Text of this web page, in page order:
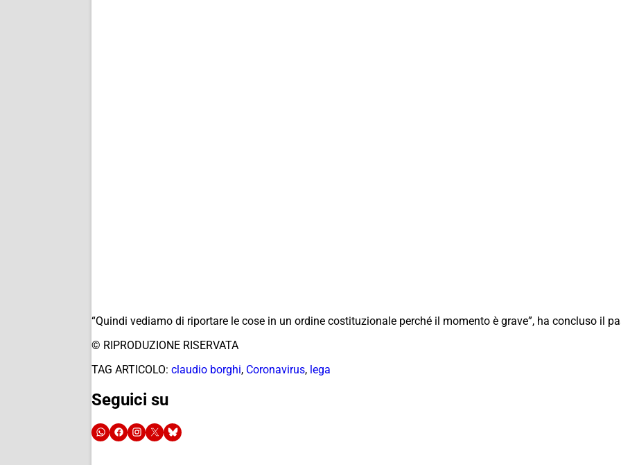
“Quindi vediamo di riportare le cose in un ordine costituzionale perché il momento è grave”, ha concluso il
© RIPRODUZIONE RISERVATA
TAG ARTICOLO: claudio borghi, Coronavirus, lega
Seguici su